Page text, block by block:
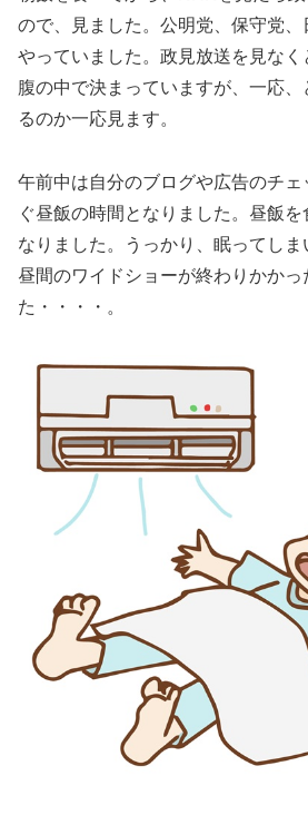
ので、見ました。公明党、保守党
やっていました。政見放送を見な
腹の中で決まっていますが、一応
るのか一応見ます。
午前中は自分のブログや広告のチ
ぐ昼飯の時間となりました。昼飯
なりました。うっかり、眠ってしま
昼間のワイドショーが終わりかかっ
た・・・・。